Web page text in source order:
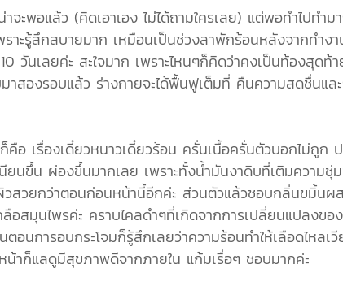
จะพอแล้ว (คิดเอาเอง ไม่ได้ถามใครเลย) แต่พอทำไปทำ
ราะรู้สึกสบายมาก เหมือนเป็นช่วงลาพักร้อนหลังจากท
นเลยค่ะ สะใจมาก เพราะไหนๆก็คิดว่าคงเป็นท้องสุดท้
องรอบแล้ว ร่างกายจะได้ฟื้นฟูเต็มที่ คืนความสดชื่นและ
เรื่องเดี๋ยวหนาวเดี๋ยวร้อน ครั่นเนื้อครั่นตัวบอกไม่ถูก
นขึ้น ผ่องขึ้นมากเลย เพราะทั้งน้ำมันงาดิบที่เติมความ
สวยกว่าตอนก่อนหน้านี้อีกค่ะ ส่วนตัวแล้วชอบกลิ่นขมิ้น
มุนไพรค่ะ คราบไคลดำๆที่เกิดจากการเปลี่ยนแปลงขอ
อนการอบกระโจมก็รู้สึกเลยว่าความร้อนทำให้เลือดไห
าก็แลดูมีสุขภาพดีจากภายใน แก้มเรื่อๆ ชอบมากค่ะ